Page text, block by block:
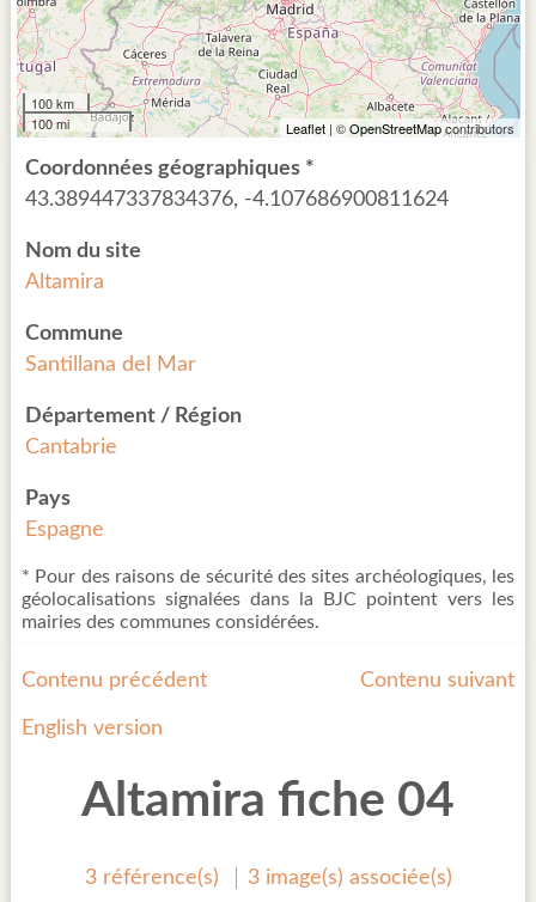
Contenu précédent Contenu suivant
English version
Altamira fiche 04
3 référence(s) 3 image(s) associée(s)
100 km
100 mi
Leaflet| ©OpenStreetMapcontributors
Coordonnées géographiques *
43.389447337834376, -4.107686900811624
Nom du site
Altamira
Commune
Santillana del Mar
Département / Région
Cantabrie
Pays
Espagne
* Pour des raisons de sécurité des sites archéologiques, les
géolocalisations signalées dans la BJC pointent vers les
mairies des communes considérées.